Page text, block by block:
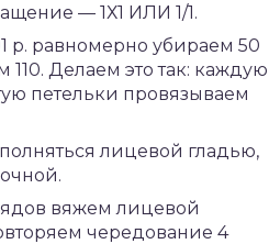
— 1Х1 ИЛИ 1/1.
р. равномерно убираем 50
110. Делаем это так: каждую
петельки провязываем
лицевой гладью,
вяжем лицевой
чередование 4